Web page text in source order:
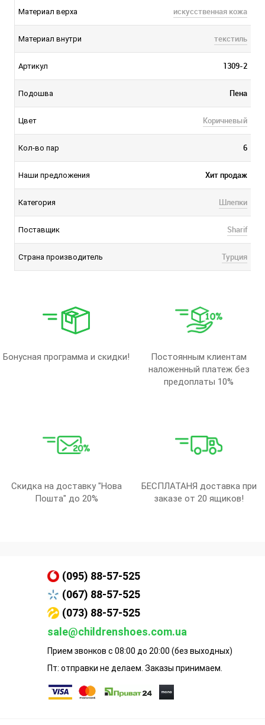
Материал верха искусственная кожа
Материал внутри текстиль
Артикул 1309-2
Подошва Пена
Цвет Коричневый
Кол-во пар 6
Наши предложения Хит продаж
Категория Шлепки
Поставщик Sharif
Страна производитель Турция
Бонусная программа и скидки!
Постоянным клиентам
наложенный платеж без
предоплаты 10%
Скидка на доставку "Нова
Пошта" до 20%
БЕСПЛАТАНЯ доставка при
заказе от 20 ящиков!
(095) 88-57-525
(067) 88-57-525
(073) 88-57-525
sale@childrenshoes.com.ua
Прием звонков с 08:00 до 20:00 (без выходных)
Пт: отправки не делаем. Заказы принимаем.